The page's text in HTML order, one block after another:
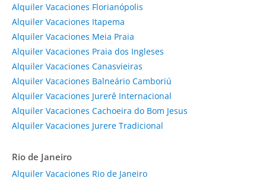
Alquiler Vacaciones Florianópolis
Alquiler Vacaciones Itapema
Alquiler Vacaciones Meia Praia
Alquiler Vacaciones Praia dos Ingleses
Alquiler Vacaciones Canasvieiras
Alquiler Vacaciones Balneário Camboriú
Alquiler Vacaciones Jurerê Internacional
Alquiler Vacaciones Cachoeira do Bom Jesus
Alquiler Vacaciones Jurere Tradicional
Rio de Janeiro
Alquiler Vacaciones Rio de Janeiro